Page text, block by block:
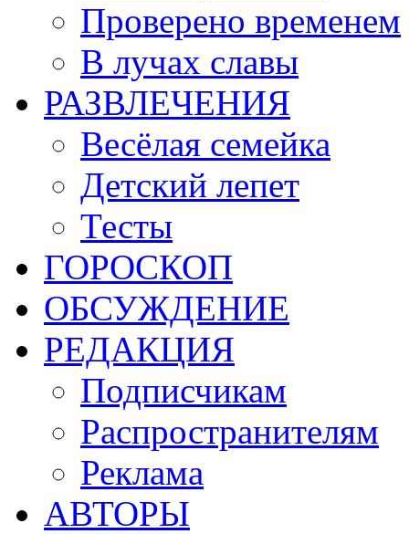
Проверено временем
В лучах славы
РАЗВЛЕЧЕНИЯ
Весёлая семейка
Детский лепет
Тесты
ГОРОСКОП
ОБСУЖДЕНИЕ
РЕДАКЦИЯ
Подписчикам
Распространителям
Реклама
АВТОРЫ